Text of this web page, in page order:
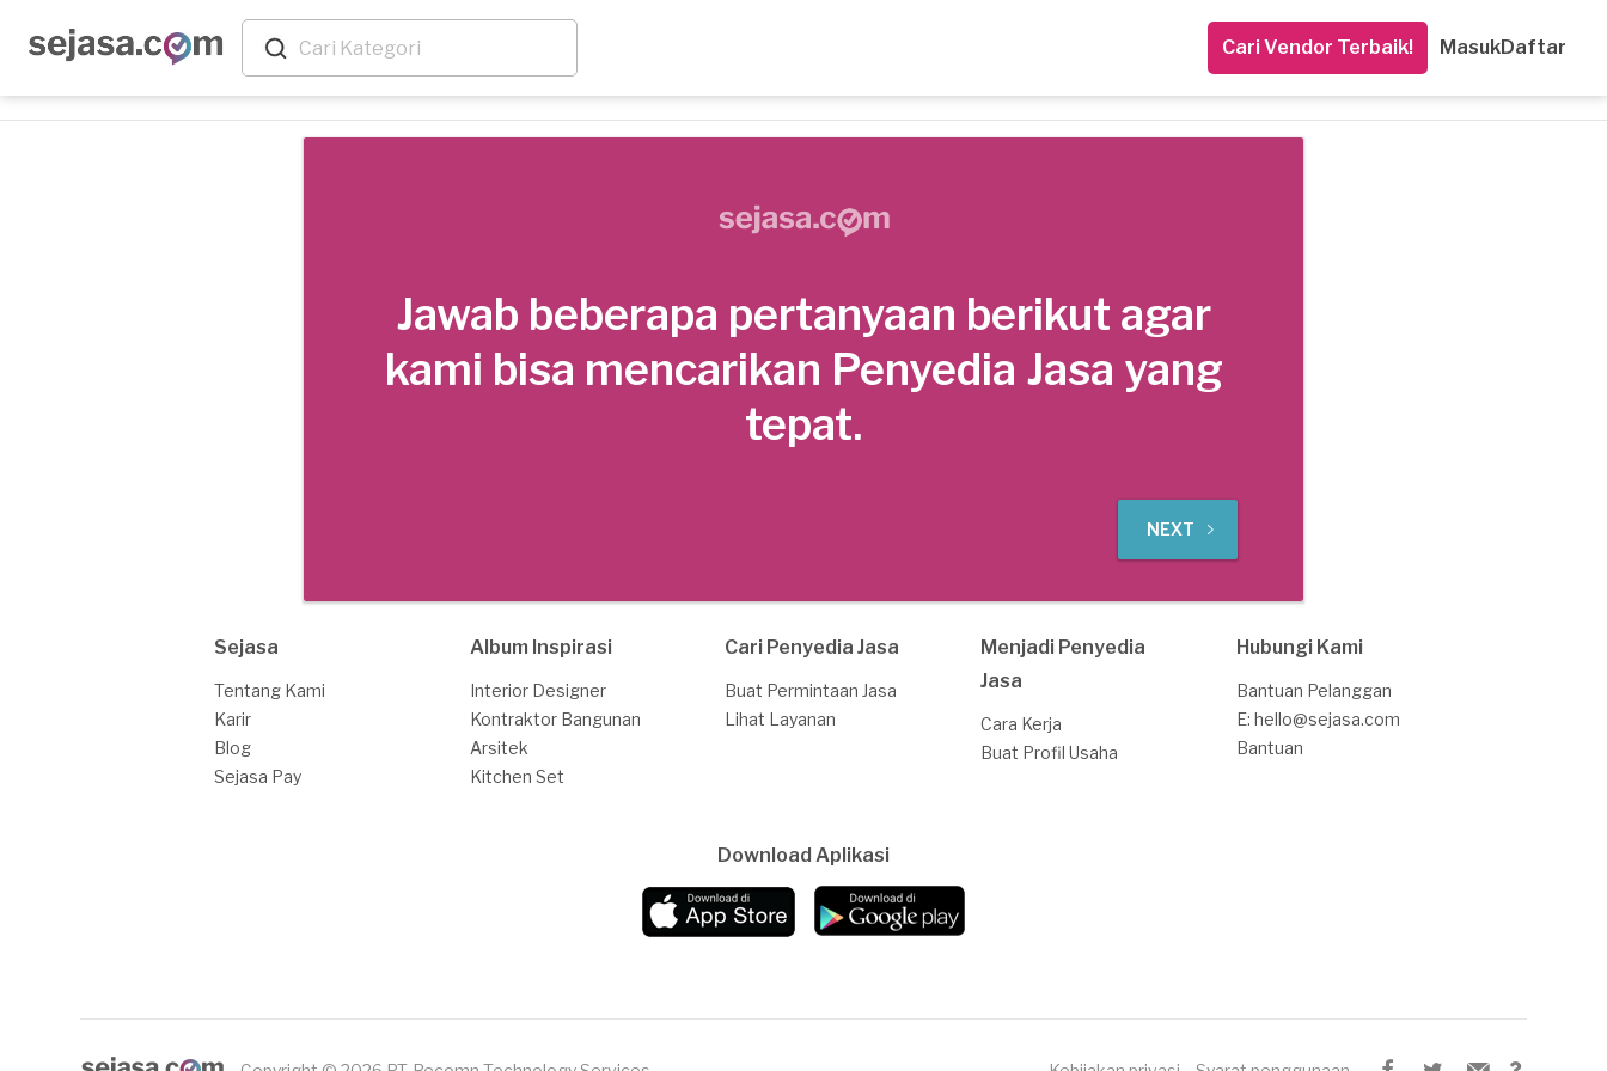
Cari Vendor Terbaik! MasukDaftar
Jawab beberapa pertanyaan berikut agar
kami bisa mencarikan Penyedia Jasa yang
tepat.
NEXT
Sejasa
Tentang Kami
Karir
Blog
Sejasa Pay
Album Inspirasi
Interior Designer
Kontraktor Bangunan
Arsitek
Kitchen Set
Cari Penyedia Jasa
Buat Permintaan Jasa
Lihat Layanan
Menjadi Penyedia
Jasa
Cara Kerja
Buat Profil Usaha
Hubungi Kami
Bantuan Pelanggan
E: hello@sejasa.com
Bantuan
Download Aplikasi